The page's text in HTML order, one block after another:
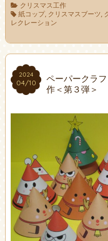
クリスマス工作
紙コップ, クリスマスブーツ,
レクレーション
2024
04/10
2024
04/10
ペーパークラ
作＜第３弾＞